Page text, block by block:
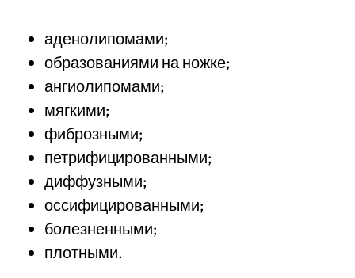
аденолипомами;
образованиями на ножке;
ангиолипомами;
мягкими;
фиброзными;
петрифицированными;
диффузными;
оссифицированными;
болезненными;
плотными.